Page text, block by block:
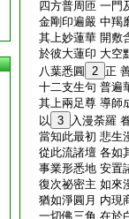
四方普周匝 一門
金剛印遍嚴 中羯
其上妙蓮華 開敷
於彼大蓮印 大空
八葉悉圓
2 正
十二支生句 普遍
其上兩足尊 導師
以 3
入漫荼羅
當知此最初 悲生
從此流諸壇 各如
事業形悉地 安置
復次祕密主 如來
猶如淨圓月 内現
一切佛三角 在於